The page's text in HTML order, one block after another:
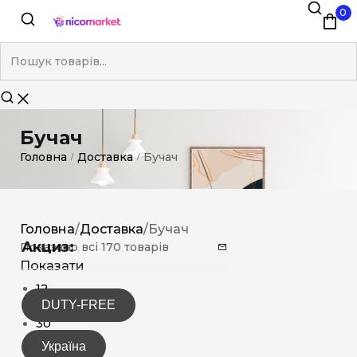
0
Бучач
Головна / Доставка / Бучач
Акциз:
DUTY-FREE
Україна
Головна/Доставка/Бучач
Показано всі 170 товарів
Показати
12
15
30